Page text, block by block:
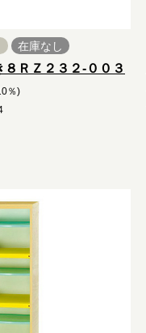
在庫なし
ＲＺ２３２-００３
％)